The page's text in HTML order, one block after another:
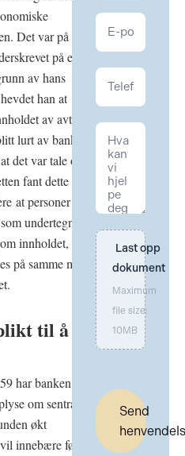
Det var på det
på en
av hans
han at
av avtalen.
lurt av banken
det var tale om
fant dette
at personer med
undertegner i
innholdet, ikke
på samme måte
til å
har banken plikt
om sentrale
økt
innebære før de
Last opp
dokument
Maximum
file size:
10MB
Send